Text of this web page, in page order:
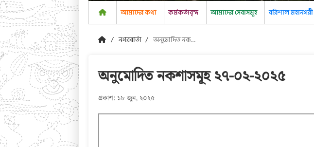
আমাদের কথা কর্মকর্তাবৃন্দ আমাদের সেবাসমূহ বরিশাল মহানগরী
নগরবার্তা অনুমোদিত নকশাসমূহ ২৭-০২-২০২৫
অনুমোদিত নকশাসমূহ ২৭-০২-২০২৫
প্রকাশ: ১৮ জুন, ২০২৫